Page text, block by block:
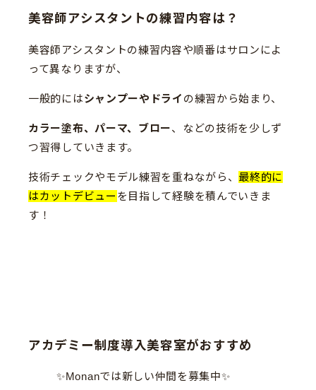
美容師アシスタントの練習内容は？
美容師アシスタントの練習内容や順番はサロンによ
って異なりますが、
一般的にはシャンプーやドライ の練習から始まり、
カラー塗布、パーマ、ブロー、などの技術を少しず
つ習得していきます。
技術チェックやモデル練習を重ねながら、 最終的に
はカットデビュー を目指して経験を積んでいきま
す！
アカデミー制度導入美容室がおすすめ
✨Monanでは新しい仲間を募集中✨